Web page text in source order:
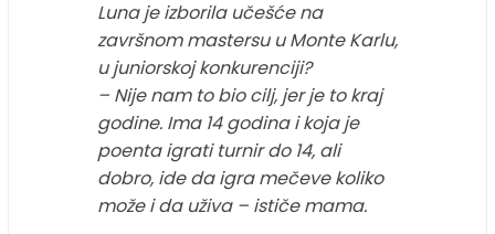
Luna je izborila učešće na
završnom mastersu u Monte Karlu,
u juniorskoj konkurenciji?
– Nije nam to bio cilj, jer je to kraj
godine. Ima 14 godina i koja je
poenta igrati turnir do 14, ali
dobro, ide da igra mečeve koliko
može i da uživa – ističe mama.